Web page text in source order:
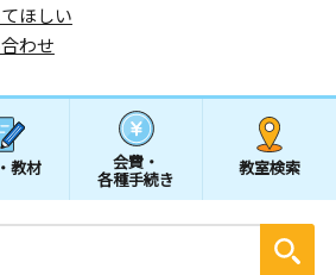
ほしい
わせ
教材 会費・
各種手続き
教室検索